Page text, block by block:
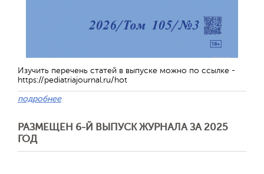
Изучить перечень статей в выпуске можно по ссылке -
https://pediatriajournal.ru/hot
подробнее
РАЗМЕЩЕН 6-Й ВЫПУСК ЖУРНАЛА ЗА 2025
ГОД